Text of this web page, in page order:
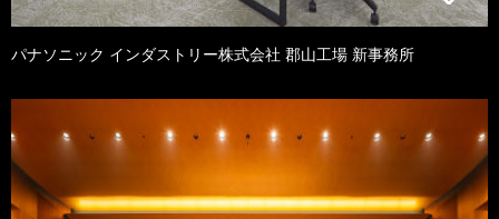
パナソニック インダストリー株式会社 郡山工場 新事務所